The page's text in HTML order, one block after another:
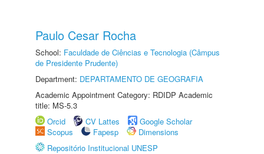
Paulo Cesar Rocha
School: Faculdade de Ciências e Tecnologia (Câmpus
de Presidente Prudente)
Department: DEPARTAMENTO DE GEOGRAFIA
Academic Appointment Category: RDIDP Academic
title: MS-5.3
Orcid
CV Lattes
Google Scholar
Scopus
Fapesp
Dimensions
Repositório Institucional UNESP